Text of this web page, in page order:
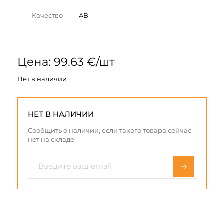
Качество AB
Цена: 99.63 €/шт
Нет в наличии
НЕТ В НАЛИЧИИ
Сообщить о наличии, если такого товара сейчас
нет на складе.